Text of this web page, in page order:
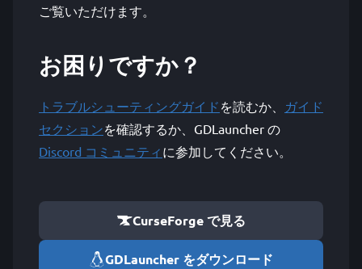
ご覧いただけます。
お困りですか？
トラブルシューティングガイド を読むか、 ガイド
セクションを確認するか、GDLauncher の
Discord コミュニティ に参加してください。
CurseForge で見る
GDLauncher をダウンロード